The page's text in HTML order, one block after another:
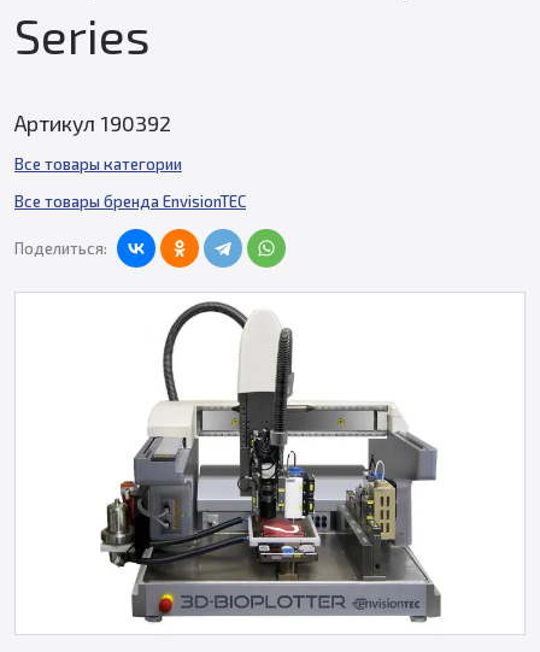
Series
Артикул 190392
Все товары категории
Все товары бренда EnvisionTEC
Поделиться: